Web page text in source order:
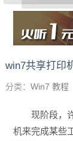
win7共享打印
分类： Win7 教程
现阶段，
机来完成某些